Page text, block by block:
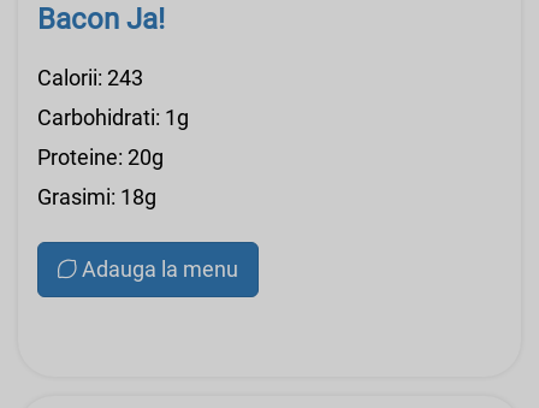
Bacon Ja!
Calorii: 243
Carbohidrati: 1g
Proteine: 20g
Grasimi: 18g
Adauga la menu